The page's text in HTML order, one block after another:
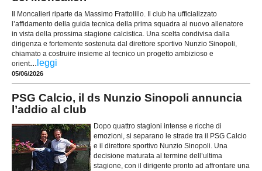
Il Moncalieri riparte da Massimo Frattolillo. Il club ha ufficializzato
l’affidamento della guida tecnica della prima squadra al nuovo allenatore
in vista della prossima stagione calcistica. Una scelta condivisa dalla
dirigenza e fortemente sostenuta dal direttore sportivo Nunzio Sinopoli,
chiamato a costruire insieme al tecnico un progetto ambizioso e
orient... leggi
05/06/2026
PSG Calcio, il ds Nunzio Sinopoli annuncia
l’addio al club
Dopo quattro stagioni intense e ricche di
emozioni, si separano le strade tra il PSG Calcio
e il direttore sportivo Nunzio Sinopoli. Una
decisione maturata al termine dell’ultima
stagione, con il dirigente pronto ad affrontare una